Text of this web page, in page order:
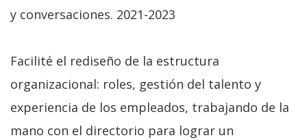
y conversaciones. 2021-2023
Facilité el rediseño de la estructura
organizacional: roles, gestión del talento y
experiencia de los empleados, trabajando de la
mano con el directorio para lograr un